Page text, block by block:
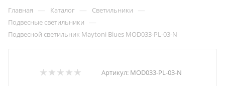
Главная — Каталог — Светильники —
Подвесные светильники —
Подвесной светильник Maytoni Blues MOD033-PL-03-N
Артикул: MOD033-PL-03-N